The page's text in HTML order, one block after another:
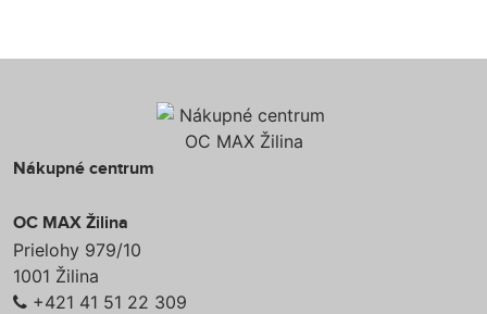
Nákupné centrum
OC MAX Žilina
Prielohy 979/10
1001 Žilina
+421 41 51 22 309